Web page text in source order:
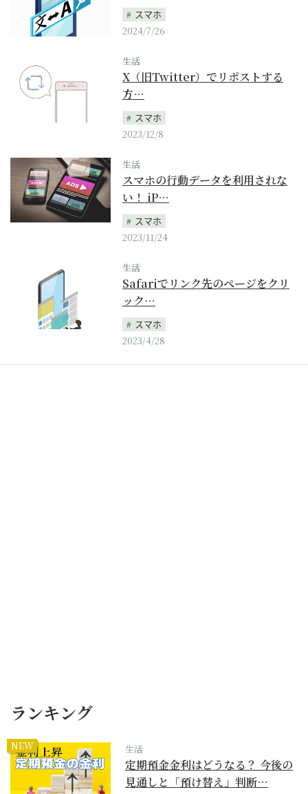
スマホ
2024/7/26
生活
X（旧Twitter）でリポストする
方…
スマホ
2023/12/8
生活
スマホの行動データを利用されな
い！ iP…
スマホ
2023/11/24
生活
Safariでリンク先のページをクリ
ック…
スマホ
2023/4/28
ランキング
NEW 生活
定期預金金利はどうなる？ 今後の
見通しと「預け替え」判断…